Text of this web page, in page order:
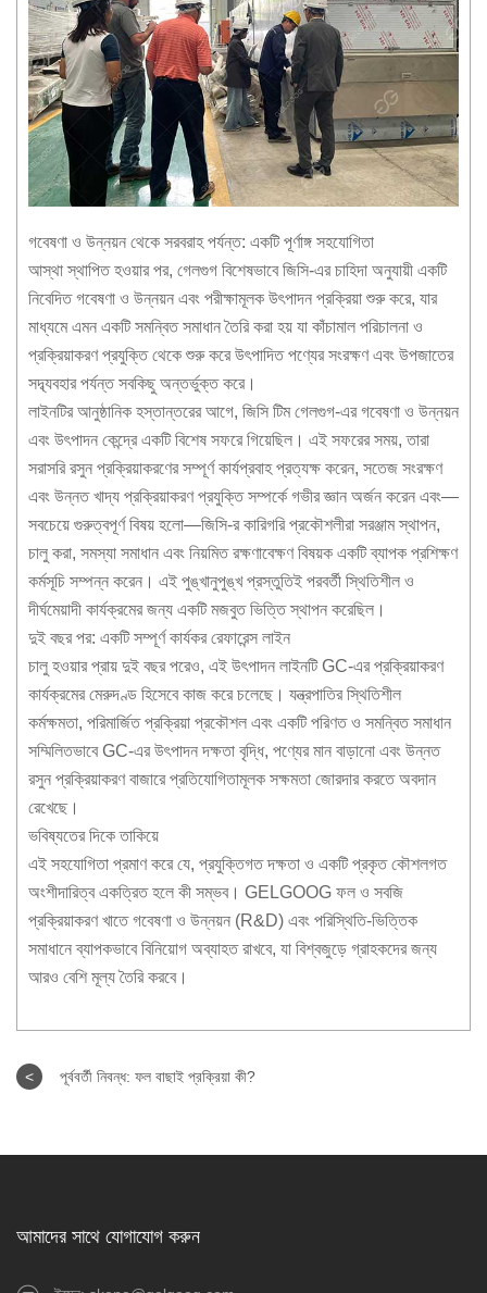
গবেষণা ও উন্নয়ন থেকে সরবরাহ পর্যন্ত: একটি পূর্ণাঙ্গ সহযোগিতা
আস্থা স্থাপিত হওয়ার পর, গেলগুগ বিশেষভাবে জিসি-এর চাহিদা অনুযায়ী একটি
নিবেদিত গবেষণা ও উন্নয়ন এবং পরীক্ষামূলক উৎপাদন প্রক্রিয়া শুরু করে, যার
মাধ্যমে এমন একটি সমন্বিত সমাধান তৈরি করা হয় যা কাঁচামাল পরিচালনা ও
প্রক্রিয়াকরণ প্রযুক্তি থেকে শুরু করে উৎপাদিত পণ্যের সংরক্ষণ এবং উপজাতের
সদ্ব্যবহার পর্যন্ত সবকিছু অন্তর্ভুক্ত করে।
লাইনটির আনুষ্ঠানিক হস্তান্তরের আগে, জিসি টিম গেলগুগ-এর গবেষণা ও উন্নয়ন
এবং উৎপাদন কেন্দ্রে একটি বিশেষ সফরে গিয়েছিল। এই সফরের সময়, তারা
সরাসরি রসুন প্রক্রিয়াকরণের সম্পূর্ণ কার্যপ্রবাহ প্রত্যক্ষ করেন, সতেজ সংরক্ষণ
এবং উন্নত খাদ্য প্রক্রিয়াকরণ প্রযুক্তি সম্পর্কে গভীর জ্ঞান অর্জন করেন এবং—
সবচেয়ে গুরুত্বপূর্ণ বিষয় হলো—জিসি-র কারিগরি প্রকৌশলীরা সরঞ্জাম স্থাপন,
চালু করা, সমস্যা সমাধান এবং নিয়মিত রক্ষণাবেক্ষণ বিষয়ক একটি ব্যাপক প্রশিক্ষণ
কর্মসূচি সম্পন্ন করেন। এই পুঙ্খানুপুঙ্খ প্রস্তুতিই পরবর্তী স্থিতিশীল ও
দীর্ঘমেয়াদী কার্যক্রমের জন্য একটি মজবুত ভিত্তি স্থাপন করেছিল।
দুই বছর পর: একটি সম্পূর্ণ কার্যকর রেফারেন্স লাইন
চালু হওয়ার প্রায় দুই বছর পরেও, এই উৎপাদন লাইনটি GC-এর প্রক্রিয়াকরণ
কার্যক্রমের মেরুদণ্ড হিসেবে কাজ করে চলেছে। যন্ত্রপাতির স্থিতিশীল
কর্মক্ষমতা, পরিমার্জিত প্রক্রিয়া প্রকৌশল এবং একটি পরিণত ও সমন্বিত সমাধান
সম্মিলিতভাবে GC-এর উৎপাদন দক্ষতা বৃদ্ধি, পণ্যের মান বাড়ানো এবং উন্নত
রসুন প্রক্রিয়াকরণ বাজারে প্রতিযোগিতামূলক সক্ষমতা জোরদার করতে অবদান
রেখেছে।
ভবিষ্যতের দিকে তাকিয়ে
এই সহযোগিতা প্রমাণ করে যে, প্রযুক্তিগত দক্ষতা ও একটি প্রকৃত কৌশলগত
অংশীদারিত্ব একত্রিত হলে কী সম্ভব। GELGOOG ফল ও সবজি
প্রক্রিয়াকরণ খাতে গবেষণা ও উন্নয়ন (R&D) এবং পরিস্থিতি-ভিত্তিক
সমাধানে ব্যাপকভাবে বিনিয়োগ অব্যাহত রাখবে, যা বিশ্বজুড়ে গ্রাহকদের জন্য
আরও বেশি মূল্য তৈরি করবে।
< পূর্ববর্তী নিবন্ধ: ফল বাছাই প্রক্রিয়া কী?
আমাদের সাথে যোগাযোগ করুন